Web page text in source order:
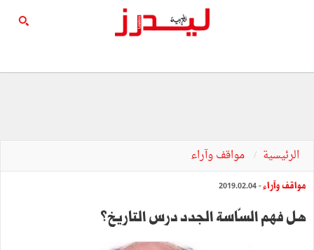
الرئيسية مواقف وآراء
مواقف وآراء- 2019.02.04
هل فهم السّاسة الجدد درس التاريخ؟